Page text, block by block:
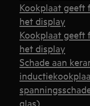
Kookplaat geeft
het display
Kookplaat geeft
het display
Schade aan
glas)